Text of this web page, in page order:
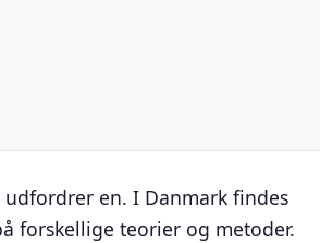
en. I Danmark findes
forskellige teorier og metoder.